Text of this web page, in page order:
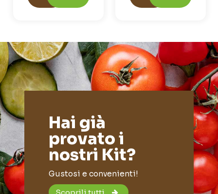
Hai già
provato i
nostri Kit?
Gustosi e convenienti!